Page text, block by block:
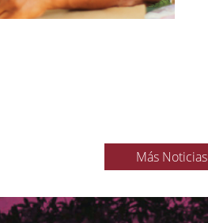
Más Noticias